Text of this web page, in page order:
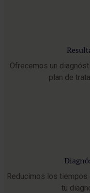
Ofrecemos un
plan de
Reducimos los tiempos
tu